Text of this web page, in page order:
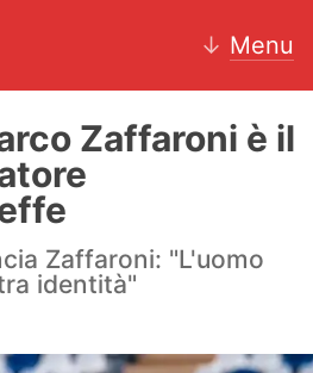
↓ Menu
Zaffaroni è il
Zaffaroni: "L'uomo
identità"